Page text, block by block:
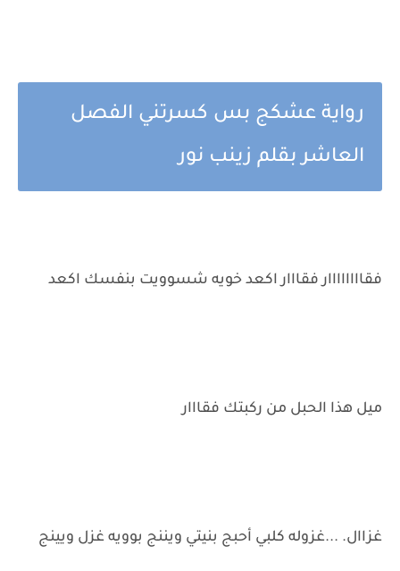
رواية عشكج بس كسرتني الفصل
العاشر بقلم زينب نور
فقاااااااار فقااار اكعد خويه شسوويت بنفسك اكعد
ميل هذا الحبل من ركبتك فقااار
غزاال. ...غزوله كلبي أحبج بنيتي ويننج بوويه غزل ويينج